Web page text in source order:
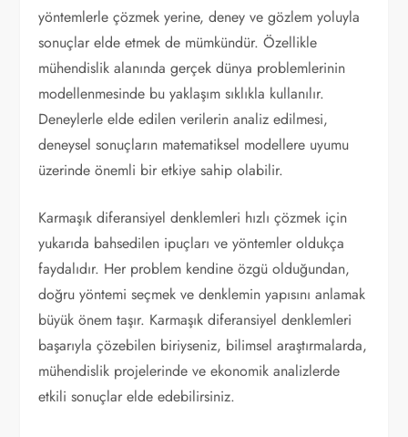
yöntemlerle çözmek yerine, deney ve gözlem yoluyla
sonuçlar elde etmek de mümkündür. Özellikle
mühendislik alanında gerçek dünya problemlerinin
modellenmesinde bu yaklaşım sıklıkla kullanılır.
Deneylerle elde edilen verilerin analiz edilmesi,
deneysel sonuçların matematiksel modellere uyumu
üzerinde önemli bir etkiye sahip olabilir.
Karmaşık diferansiyel denklemleri hızlı çözmek için
yukarıda bahsedilen ipuçları ve yöntemler oldukça
faydalıdır. Her problem kendine özgü olduğundan,
doğru yöntemi seçmek ve denklemin yapısını anlamak
büyük önem taşır. Karmaşık diferansiyel denklemleri
başarıyla çözebilen biriyseniz, bilimsel araştırmalarda,
mühendislik projelerinde ve ekonomik analizlerde
etkili sonuçlar elde edebilirsiniz.